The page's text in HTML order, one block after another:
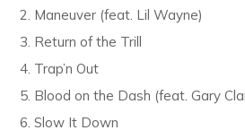
Maneuver (feat. Lil Wayne)
Return of the Trill
Trap’n Out
Blood on the Dash (feat. Gary
Slow It Down